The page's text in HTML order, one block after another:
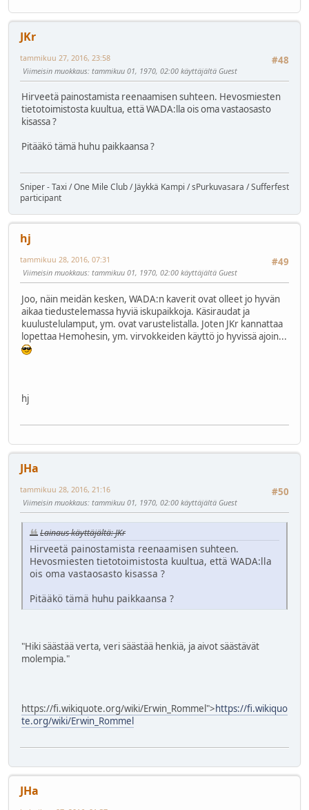
JKr
#48
tammikuu 27, 2016, 23:58
Viimeisin muokkaus: tammikuu 01, 1970, 02:00 käyttäjältä Guest
Hirveetä painostamista reenaamisen suhteen. Hevosmiesten
tietotoimistosta kuultua, että WADA:lla ois oma vastaosasto
kisassa ?
Pitääkö tämä huhu paikkaansa ?
Sniper - Taxi / One Mile Club / Jäykkä Kampi / sPurkuvasara / Sufferfest
participant
hj
#49
tammikuu 28, 2016, 07:31
Viimeisin muokkaus: tammikuu 01, 1970, 02:00 käyttäjältä Guest
Joo, näin meidän kesken, WADA:n kaverit ovat olleet jo hyvän
aikaa tiedustelemassa hyviä iskupaikkoja. Käsiraudat ja
kuulustelulamput, ym. ovat varustelistalla. Joten JKr kannattaa
lopettaa Hemohesin, ym. virvokkeiden käyttö jo hyvissä ajoin...
hj
JHa
#50
tammikuu 28, 2016, 21:16
Viimeisin muokkaus: tammikuu 01, 1970, 02:00 käyttäjältä Guest
Lainaus käyttäjältä: JKr
Hirveetä painostamista reenaamisen suhteen.
Hevosmiesten tietotoimistosta kuultua, että WADA:lla
ois oma vastaosasto kisassa ?
Pitääkö tämä huhu paikkaansa ?
"Hiki säästää verta, veri säästää henkiä, ja aivot säästävät
molempia."
https://fi.wikiquote.org/wiki/Erwin_Rommel">https://fi.wikiquo
te.org/wiki/Erwin_Rommel
JHa